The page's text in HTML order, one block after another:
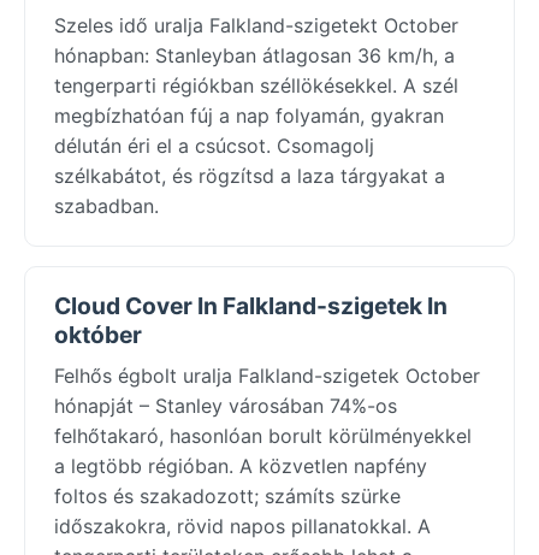
Szeles idő uralja Falkland-szigetekt October
hónapban: Stanleyban átlagosan 36 km/h, a
tengerparti régiókban széllökésekkel. A szél
megbízhatóan fúj a nap folyamán, gyakran
délután éri el a csúcsot. Csomagolj
szélkabátot, és rögzítsd a laza tárgyakat a
szabadban.
Cloud Cover In Falkland-szigetek In
október
Felhős égbolt uralja Falkland-szigetek October
hónapját – Stanley városában 74%-os
felhőtakaró, hasonlóan borult körülményekkel
a legtöbb régióban. A közvetlen napfény
foltos és szakadozott; számíts szürke
időszakokra, rövid napos pillanatokkal. A